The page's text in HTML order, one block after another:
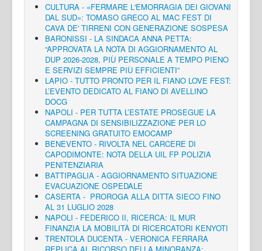
CULTURA - «FERMARE L'EMORRAGIA DEI GIOVANI
DAL SUD»: TOMASO GRECO AL MAC FEST DI
CAVA DE' TIRRENI CON GENERAZIONE SOSPESA
BARONISSI - LA SINDACA ANNA PETTA:
“APPROVATA LA NOTA DI AGGIORNAMENTO AL
DUP 2026-2028, PIÙ PERSONALE A TEMPO PIENO
E SERVIZI SEMPRE PIÙ EFFICIENTI”
LAPIO - TUTTO PRONTO PER IL FIANO LOVE FEST:
L’EVENTO DEDICATO AL FIANO DI AVELLINO
DOCG
NAPOLI - PER TUTTA L’ESTATE PROSEGUE LA
CAMPAGNA DI SENSIBILIZZAZIONE PER LO
SCREENING GRATUITO EMOCAMP
BENEVENTO - RIVOLTA NEL CARCERE DI
CAPODIMONTE: NOTA DELLA UIL FP POLIZIA
PENITENZIARIA
BATTIPAGLIA - AGGIORNAMENTO SITUAZIONE
EVACUAZIONE OSPEDALE
CASERTA - PROROGA ALLA DITTA SIECO FINO
AL 31 LUGLIO 2028
NAPOLI - FEDERICO II, RICERCA: IL MUR
FINANZIA LA MOBILITÀ DI RICERCATORI KENYOTI
TRENTOLA DUCENTA - VERONICA FERRARA